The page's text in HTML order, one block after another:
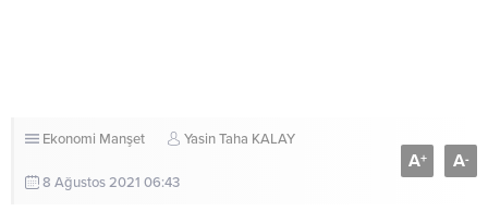
Ekonomi Manşet Yasin Taha KALAY
8 Ağustos 2021 06:43
A+ A-